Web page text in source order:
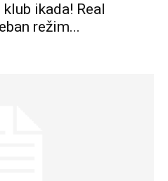
ikada! Real
režim...